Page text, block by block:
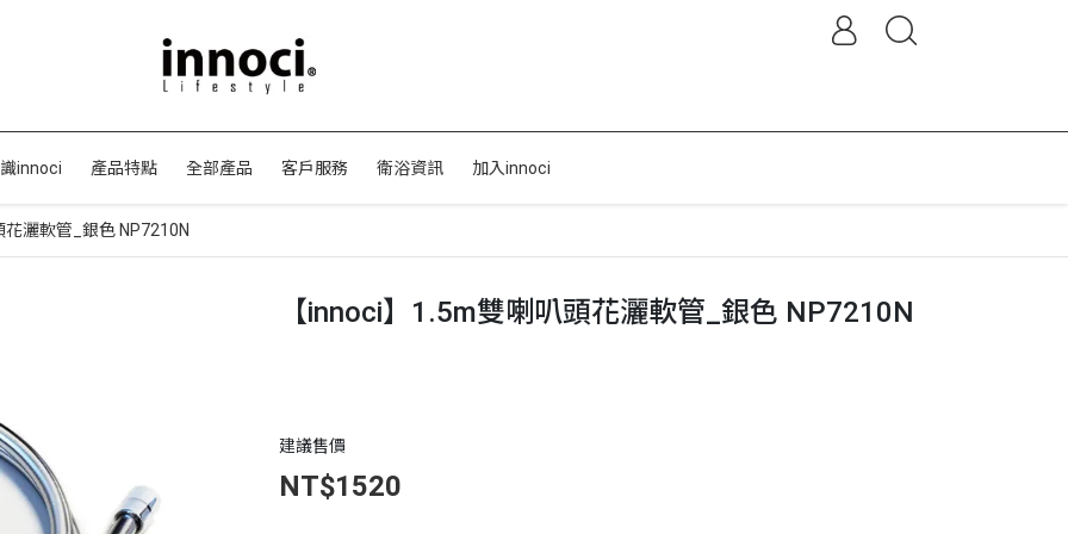
innoci 產品特點 全部產品 客戶服務 衛浴資訊 加入innoci
灑軟管_銀色 NP7210N
【innoci】1.5m雙喇叭頭花灑軟管_銀色 NP7210N
建議售價
NT$1520